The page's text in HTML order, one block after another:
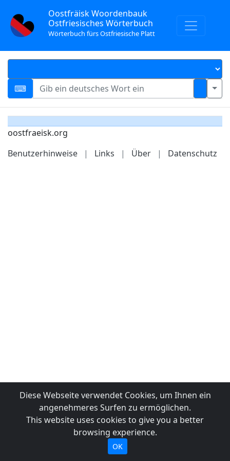
Oostfräisk Woordenbauk
Ostfriesisches Wörterbuch
Wörterbuch fürs Ostfriesische Platt
oostfraeisk.org
Benutzerhinweise
| Links | Über | Datenschutz
Diese Webseite verwendet Cookies, um Ihnen ein
angenehmeres Surfen zu ermöglichen.
This website uses cookies to give you a better
browsing experience.
OK